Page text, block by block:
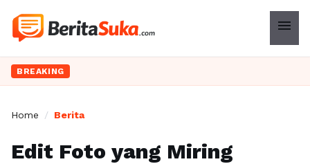
menu
BREAKING
Home / Berita
Edit Foto yang Miring